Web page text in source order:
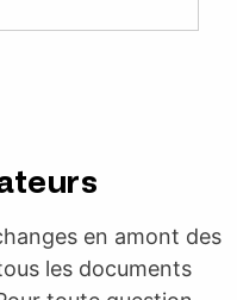
en amont des
les documents